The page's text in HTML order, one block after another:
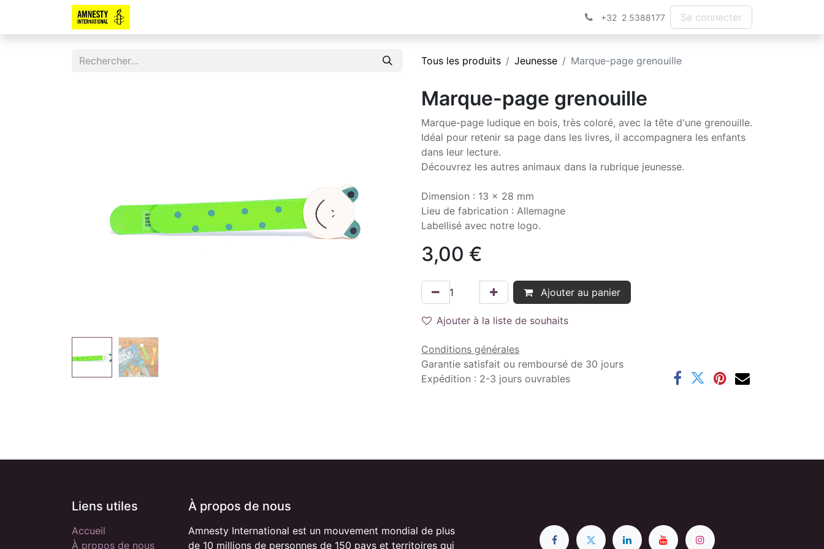
+32 2 5388177 Se connecter
Tous les produits Jeunesse Marque-page grenouille
Marque-page grenouille
Marque-page ludique en bois, très coloré, avec la tête d'une grenouille.
Idéal pour retenir sa page dans les livres, il accompagnera les enfants
dans leur lecture.
Découvrez les autres animaux dans la rubrique jeunesse.
Dimension : 13 x 28 mm
Lieu de fabrication : Allemagne
Labellisé avec notre logo.
3,00 €
Ajouter au panier
Ajouter à la liste de souhaits
Conditions générales
Garantie satisfait ou remboursé de 30 jours
Expédition : 2-3 jours ouvrables
Liens utiles
Accueil
À propos de nous
À propos de nous
Amnesty International est un mouvement mondial de plus
de 10 millions de personnes de 150 pays et territoires qui